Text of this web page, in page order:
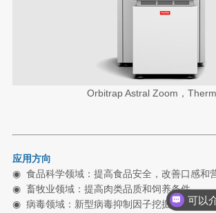
Orbitrap Astral Zoom，
应用方向
◉ 食品科学领域：提高食品安全，改善口感和
◉ 畜牧业领域：提高肉类品质和饲养条件
◉ 病毒领域：新型病毒抑制因子挖掘研究